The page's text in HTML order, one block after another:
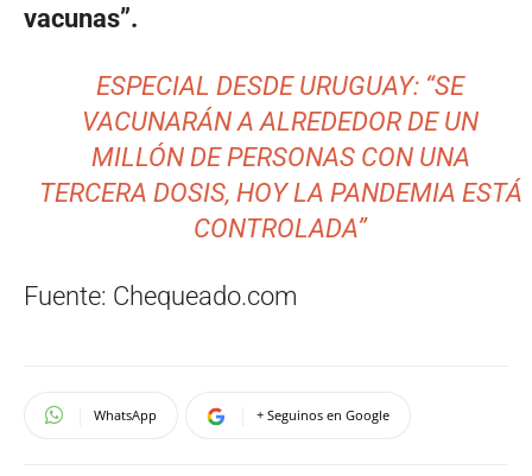
vacunas”.
ESPECIAL DESDE URUGUAY: “SE
VACUNARÁN A ALREDEDOR DE UN
MILLÓN DE PERSONAS CON UNA
TERCERA DOSIS, HOY LA PANDEMIA ESTÁ
CONTROLADA”
Fuente: Chequeado.com
WhatsApp + Seguinos en Google